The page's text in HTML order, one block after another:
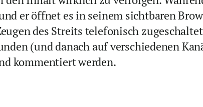
er öffnet es in seinem sichtbaren
des Streits telefonisch
(und danach auf verschiedenen
kommentiert werden.